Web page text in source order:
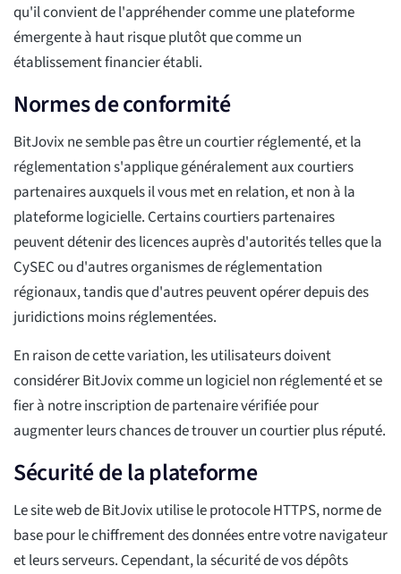
qu'il convient de l'appréhender comme une plateforme
émergente à haut risque plutôt que comme un
établissement financier établi.
Normes de conformité
BitJovix ne semble pas être un courtier réglementé, et la
réglementation s'applique généralement aux courtiers
partenaires auxquels il vous met en relation, et non à la
plateforme logicielle. Certains courtiers partenaires
peuvent détenir des licences auprès d'autorités telles que la
CySEC ou d'autres organismes de réglementation
régionaux, tandis que d'autres peuvent opérer depuis des
juridictions moins réglementées.
En raison de cette variation, les utilisateurs doivent
considérer BitJovix comme un logiciel non réglementé et se
fier à notre inscription de partenaire vérifiée pour
augmenter leurs chances de trouver un courtier plus réputé.
Sécurité de la plateforme
Le site web de BitJovix utilise le protocole HTTPS, norme de
base pour le chiffrement des données entre votre navigateur
et leurs serveurs. Cependant, la sécurité de vos dépôts